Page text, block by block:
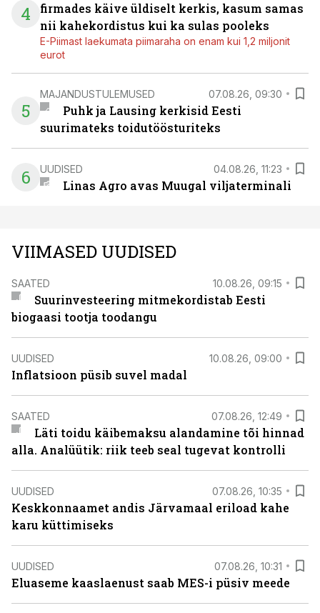
4
firmades käive üldiselt kerkis, kasum samas
nii kahekordistus kui ka sulas pooleks
E-Piimast laekumata piimaraha on enam kui 1,2 miljonit
eurot
5
MAJANDUSTULEMUSED 07.08.26, 09:30
Puhk ja Lausing kerkisid Eesti
suurimateks toidutöösturiteks
6 UUDISED 04.08.26, 11:23
Linas Agro avas Muugal viljaterminali
VIIMASED UUDISED
SAATED 10.08.26, 09:15
Suurinvesteering mitmekordistab Eesti
biogaasi tootja toodangu
UUDISED 10.08.26, 09:00
Inflatsioon püsib suvel madal
SAATED 07.08.26, 12:49
Läti toidu käibemaksu alandamine tõi hinnad
alla. Analüütik: riik teeb seal tugevat kontrolli
UUDISED 07.08.26, 10:35
Keskkonnaamet andis Järvamaal eriload kahe
karu küttimiseks
UUDISED 07.08.26, 10:31
Eluaseme kaaslaenust saab MES-i püsiv meede